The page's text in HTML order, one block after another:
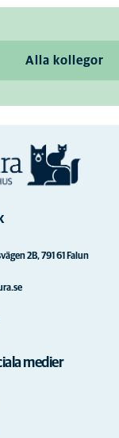
Alla kollegor
2B, 791 61 Falun
medier